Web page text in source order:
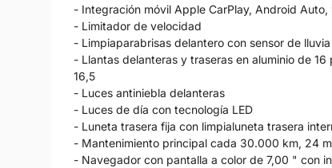
- Integración móvil Apple CarPlay, Android
- Limitador de velocidad
- Limpiaparabrisas delantero con sensor de lluvia
- Llantas delanteras y traseras en aluminio de
16,5
- Luces antiniebla delanteras
- Luces de día con tecnología LED
- Luneta trasera fija con limpialuneta trasera
- Mantenimiento principal cada 30.000 km, 24
- Navegador con pantalla a color de 7,00 " con